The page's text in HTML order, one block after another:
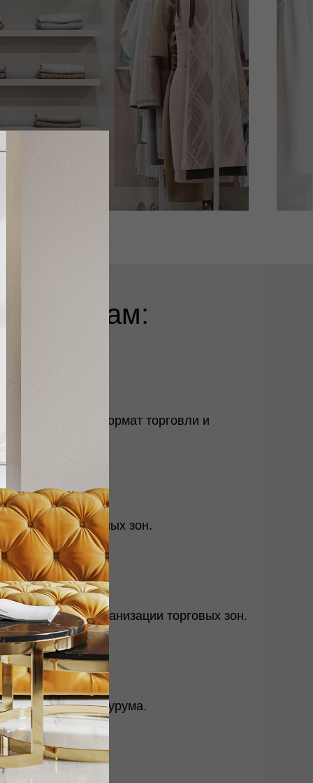
к нам:
Учитываем формат торговли и
залов и служебных зон.
и организации торговых зон.
и интерьера шоурума.